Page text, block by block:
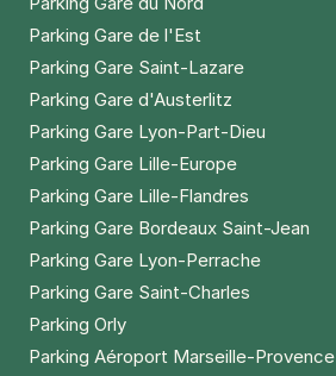
Parking Gare de l'Est
Parking Gare Saint-Lazare
Parking Gare d'Austerlitz
Parking Gare Lyon-Part-Dieu
Parking Gare Lille-Europe
Parking Gare Lille-Flandres
Parking Gare Bordeaux Saint-Jean
Parking Gare Lyon-Perrache
Parking Gare Saint-Charles
Parking Orly
Parking Aéroport Marseille-Provence